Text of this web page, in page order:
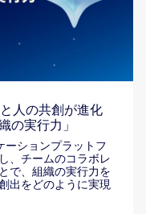
人の共創が進化
の実行力」
ションプラットフ
、チームのコラボレ
で、組織の実行力を
出をどのように実現